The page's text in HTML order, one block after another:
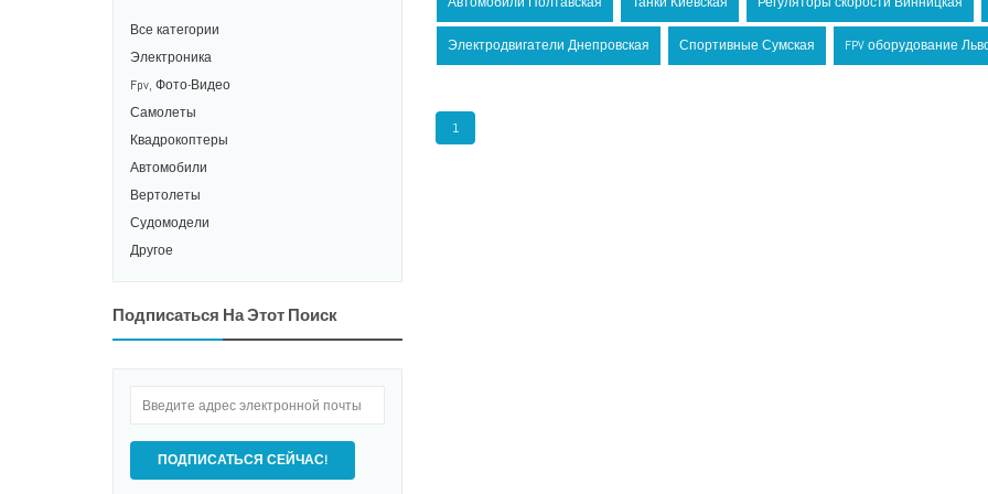
Все категории
Электроника
Fpv, Фото-Видео
Самолеты
Квадрокоптеры
Автомобили
Вертолеты
Судомодели
Другое
Подписаться На Этот Поиск
ПОДПИСАТЬСЯ СЕЙЧАС!
Электродвигатели Днепровская Спортивные Сумская FPV оборудование
1